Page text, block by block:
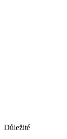
Důležité